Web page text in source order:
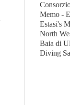
Memo -
Estasi's
North
Baia di
Diving